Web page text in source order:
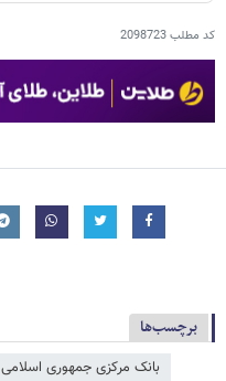
کد مطلب2098723
برچسب‌ها
بانک مرکزی جمهوری اسلامی